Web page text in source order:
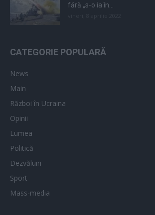
fără „s-o ia în...
CATEGORIE POPULARĂ
News
Main
Război în Ucraina
Opinii
Lumea
Politică
Dezvăluiri
Sport
Mass-media